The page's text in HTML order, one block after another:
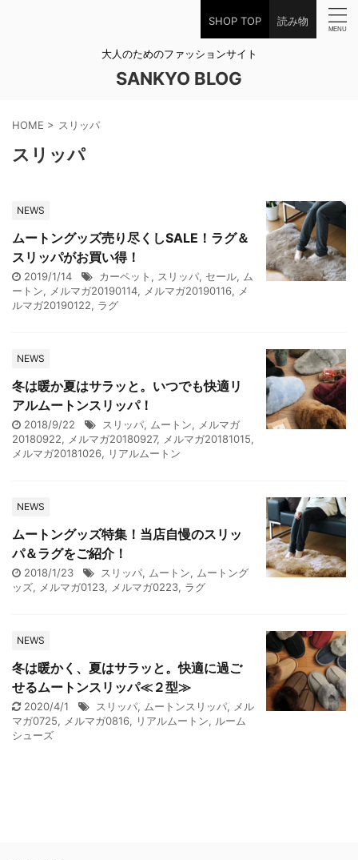
SHOP TOP 読み物
大人のためのファッションサイト
SANKYO BLOG
HOME > スリッパ
スリッパ
NEWS
ムートングッズ売り尽くしSALE！ラグ＆
スリッパがお買い得！
2019/1/14 カーペット , スリッパ, セール, ム
ートン, メルマガ20190114, メルマガ20190116, メ
ルマガ20190122, ラグ
NEWS
冬は暖か夏はサラッと。いつでも快適リ
アルムートンスリッパ！
2018/9/22 スリッパ, ムートン, メルマガ
20180922, メルマガ20180927, メルマガ20181015,
メルマガ20181026, リアルムートン
NEWS
ムートングッズ特集！当店自慢のスリッ
パ＆ラグをご紹介！
2018/1/23 スリッパ, ムートン, ムートング
ッズ, メルマガ0123, メルマガ0223, ラグ
NEWS
冬は暖かく、夏はサラッと。快適に過ご
せるムートンスリッパ≪２型≫
2020/4/1 スリッパ, ムートンスリッパ, メル
マガ0725, メルマガ0816, リアルムートン, ルーム
シューズ